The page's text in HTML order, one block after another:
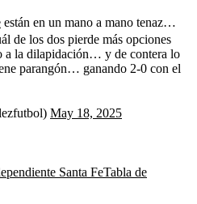
están en un mano a mano tenaz…
de los dos pierde más opciones
a la dilapidación… y de contera lo
parangón… ganando 2-0 con el
May 18, 2025
Santa FeTabla de